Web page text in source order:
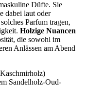
Düfte. Sie
dabei laut oder
Parfum tragen,
Holzige Nuancen
die sowohl im
Anlässen am Abend
Sandelholz-Oud-